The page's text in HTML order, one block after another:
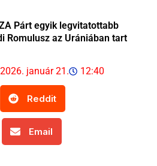
Párt egyik legvitatottabb
Romulusz az Urániában tart
2026. január 21. 12:40
Reddit
Email